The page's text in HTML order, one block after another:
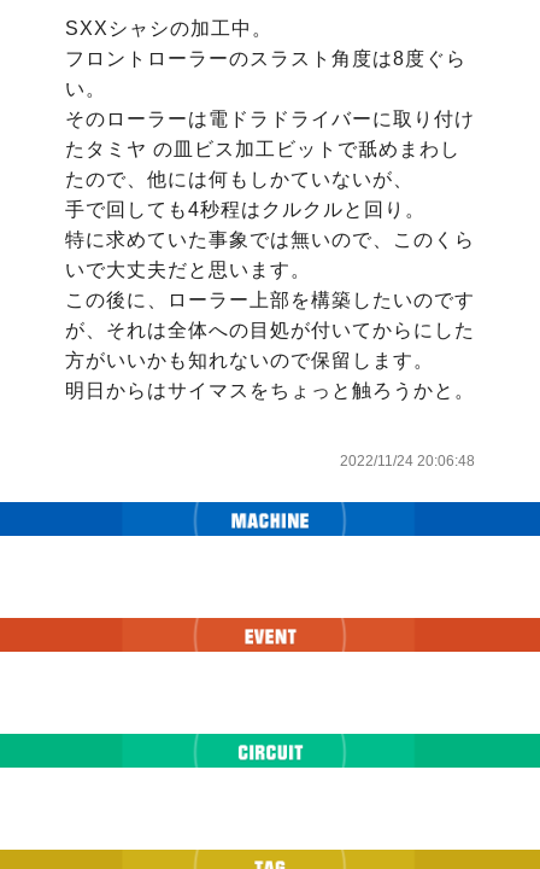
SXXシャシの加工中。
フロントローラーのスラスト角度は8度ぐら
い。
そのローラーは電ドラドライバーに取り付け
たタミヤ の皿ビス加工ビットで舐めまわし
たので、他には何もしかていないが、
手で回しても4秒程はクルクルと回り。
特に求めていた事象では無いので、このくら
いで大丈夫だと思います。
この後に、ローラー上部を構築したいのです
が、それは全体への目処が付いてからにした
方がいいかも知れないので保留します。
明日からはサイマスをちょっと触ろうかと。
2022/11/24 20:06:48